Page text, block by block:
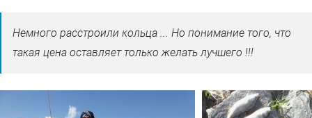
Немного расстроили кольца ... Но понимание того, что
такая цена оставляет только желать лучшего !!!